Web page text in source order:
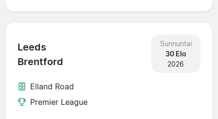
Leeds
Brentford
Sunnuntai
30 Elo
2026
Elland Road
Premier League